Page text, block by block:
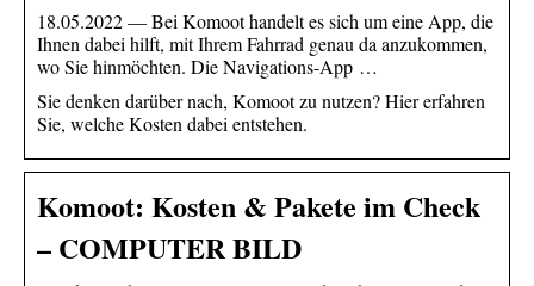
18.05.2022 — Bei Komoot handelt es sich um eine App, die
Ihnen dabei hilft, mit Ihrem Fahrrad genau da anzukommen,
wo Sie hinmöchten. Die Navigations-App …
Sie denken darüber nach, Komoot zu nutzen? Hier erfahren
Sie, welche Kosten dabei entstehen.
Komoot: Kosten & Pakete im Check
– COMPUTER BILD